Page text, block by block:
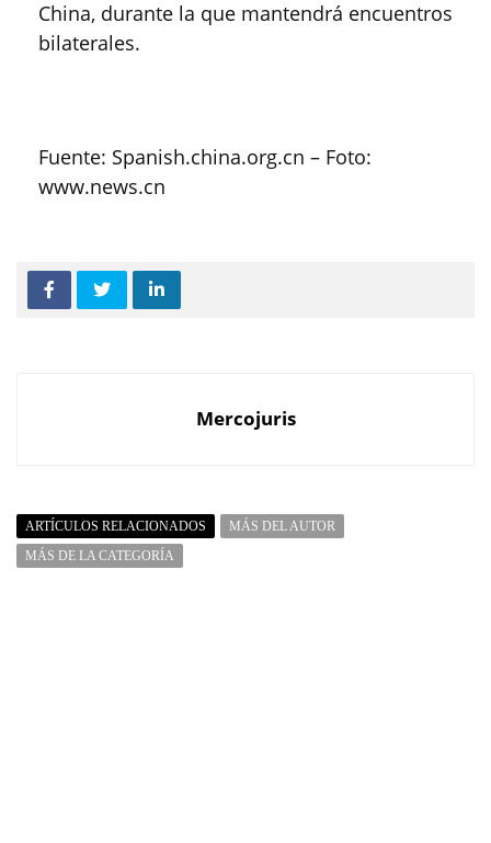
China, durante la que mantendrá encuentros
bilaterales.
Fuente: Spanish.china.org.cn – Foto:
www.news.cn
Mercojuris
ARTÍCULOS RELACIONADOS
MÁS DEL AUTOR
MÁS DE LA CATEGORÍA